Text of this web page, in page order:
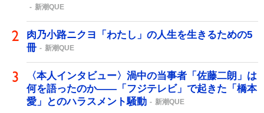
新潮QUE
肉乃小路ニクヨ「わたし」の人生を生きるための5
冊
新潮QUE
〈本人インタビュー〉渦中の当事者「佐藤二朗」は
何を語ったのか――「フジテレビ」で起きた「橋本
愛」とのハラスメント騒動
新潮QUE